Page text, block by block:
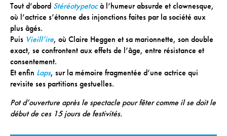
INFOS+
Tarifs
Réservation
Contacts / Accès
Téléchargements
Lettre d'info
Tout d’abord Stéréotypetocà l’humeur absurde et clownesque,
où l’actrice s’étonne des injonctions faites par la société aux
plus âgés.
Puis Vieill’ire, où Claire Heggen et sa marionnette, son double
exact, se confrontent aux effets de l’âge, entre résistance et
consentement.
Et enfin Laps, sur la mémoire fragmentée d’une actrice qui
revisite ses partitions gestuelles.
Pot d’ouverture après le spectacle pour fêter comme il se doit le
début de ces 15 jours de festivités.